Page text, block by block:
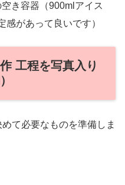
き容器（900mlアイス
感があって良いです）
工程を写真入り
て必要なものを準備しま